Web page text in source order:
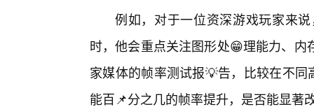
例如，对于一位资深游戏玩家来说
时，他会重点关注图形处😁理能力、
家媒体的帧率测试报💡告，比较在不同
能百📌分之几的帧率提升，是否能显著